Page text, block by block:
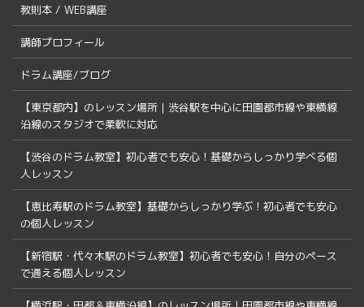
教則本 / WEB講座
講師プロフィール
ドラム講座/ブログ
【東京都内】のレッスン場所｜渋谷駅を中心に田園都市線や東横線
沿線のスタジオで柔軟に対応
【渋谷のドラム教室】初心者でも安心！基礎からしっかり学べる個
人レッスン
【恵比寿駅のドラム教室】基礎からしっかり学ぶ！初心者でも安心
の個人レッスン
【新宿駅・代々木駅のドラム教室】初心者でも安心！自分のペース
で通える個人レッスン